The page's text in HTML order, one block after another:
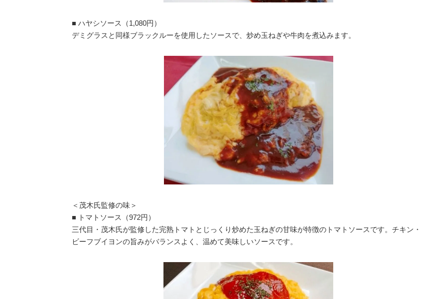
■ ハヤシソース（1,080円）
デミグラスと同様ブラックルーを使用したソースで、炒め玉ねぎや牛肉を煮込みます。
＜茂木氏監修の味＞
■ トマトソース（972円）
三代目・茂木氏が監修した完熟トマトとじっくり炒めた玉ねぎの甘味が特徴のトマトソースです。チキン・
ビーフブイヨンの旨みがバランスよく、温めて美味しいソースです。